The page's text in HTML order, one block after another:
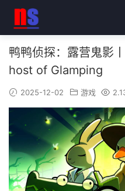
鸭鸭侦探：露营鬼影
host of Glamping
2025-12-02 游戏